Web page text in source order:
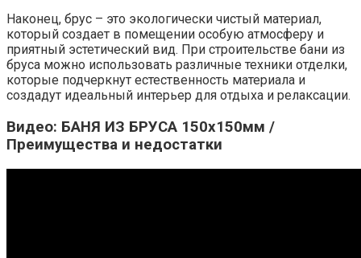
Наконец, брус – это экологически чистый материал,
который создает в помещении особую атмосферу и
приятный эстетический вид. При строительстве бани из
бруса можно использовать различные техники отделки,
которые подчеркнут естественность материала и
создадут идеальный интерьер для отдыха и релаксации.
Видео: БАНЯ ИЗ БРУСА 150х150мм /
Преимущества и недостатки